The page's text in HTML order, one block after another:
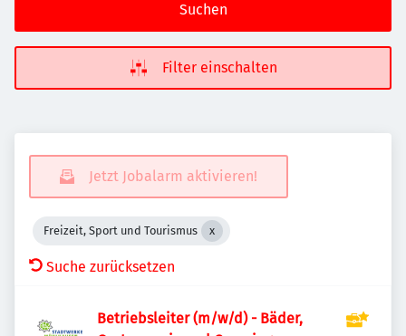
Suchen
Filter einschalten
Jetzt Jobalarm aktivieren!
Freizeit, Sport und Tourismus
Suche zurücksetzen
Betriebsleiter (m/w/d) - Bäder,